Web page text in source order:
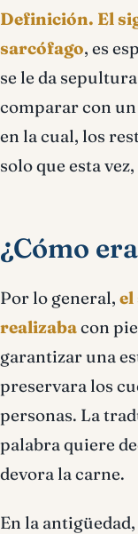
Definición. El
sarcófago, es
se le da
comparar con
en la cual, los
solo que esta
¿Cómo
Por lo general, el
realizabacon
garantizar una
preservara los
personas. La
palabra quiere
devora la carne.
En la antigüedad,